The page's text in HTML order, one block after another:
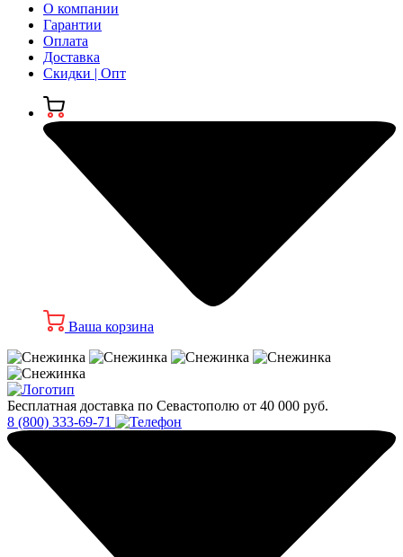
О компании
Гарантии
Оплата
Доставка
Скидки | Опт
Ваша корзина
Бесплатная доставка по Севастополю от 40 000 руб.
8 (800) 333-69-71